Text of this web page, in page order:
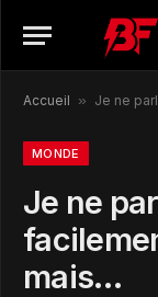
Accueil » Je ne
MONDE
Je ne
mais…